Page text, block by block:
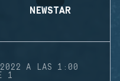
NEWSTAR
2022 A LAS 1:00
1